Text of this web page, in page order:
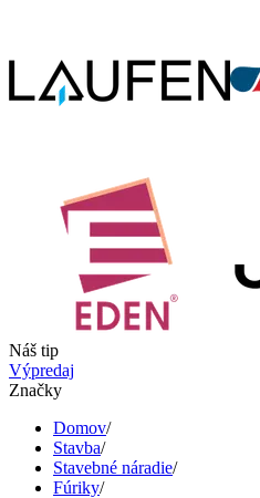
Náš tip
Výpredaj
Značky
Domov/
Stavba/
Stavebné náradie/
Fúriky/